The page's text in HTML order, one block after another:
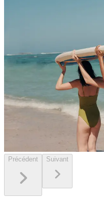
Précédent Suivant